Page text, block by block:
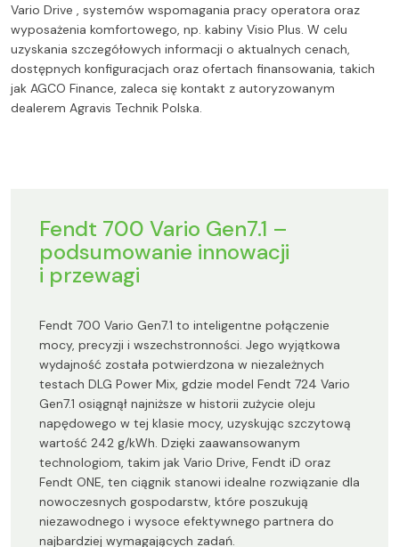
Vario Drive , systemów wspomagania pracy operatora oraz
wyposażenia komfortowego, np. kabiny Visio Plus. W celu
uzyskania szczegółowych informacji o aktualnych cenach,
dostępnych konfiguracjach oraz ofertach finansowania, takich
jak AGCO Finance, zaleca się kontakt z autoryzowanym
dealerem Agravis Technik Polska.
Fendt 700 Vario Gen7.1 –
podsumowanie innowacji
i przewagi
Fendt 700 Vario Gen7.1 to inteligentne połączenie
mocy, precyzji i wszechstronności. Jego wyjątkowa
wydajność została potwierdzona w niezależnych
testach DLG Power Mix, gdzie model Fendt 724 Vario
Gen7.1 osiągnął najniższe w historii zużycie oleju
napędowego w tej klasie mocy, uzyskując szczytową
wartość 242 g/kWh. Dzięki zaawansowanym
technologiom, takim jak Vario Drive, Fendt iD oraz
Fendt ONE, ten ciągnik stanowi idealne rozwiązanie dla
nowoczesnych gospodarstw, które poszukują
niezawodnego i wysoce efektywnego partnera do
najbardziej wymagających zadań.